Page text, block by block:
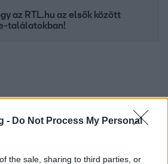
- Do Not Process My Personal
the sale, sharing to third parties, or
az RTL.hu az elsők között
találatokban!